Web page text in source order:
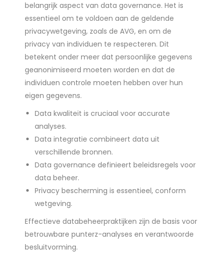
belangrijk aspect van data governance. Het is
essentieel om te voldoen aan de geldende
privacywetgeving, zoals de AVG, en om de
privacy van individuen te respecteren. Dit
betekent onder meer dat persoonlijke gegevens
geanonimiseerd moeten worden en dat de
individuen controle moeten hebben over hun
eigen gegevens.
Data kwaliteit is cruciaal voor accurate
analyses.
Data integratie combineert data uit
verschillende bronnen.
Data governance definieert beleidsregels voor
data beheer.
Privacy bescherming is essentieel, conform
wetgeving.
Effectieve databeheerpraktijken zijn de basis voor
betrouwbare punterz-analyses en verantwoorde
besluitvorming.